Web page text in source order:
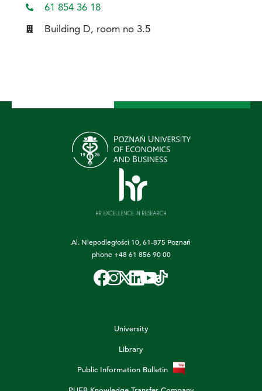
61 854 36 18
Building D, room no 3.5
Al. Niepodległości 10, 61-875 Poznań
phone+48 61 856 90 00
University
Library
Public Information Bulletin